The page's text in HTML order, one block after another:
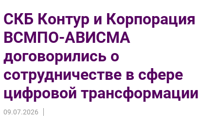
Импорто­замещение
Автоматизация Промышленности
Интернет
Мобильная связь
Фиксированная связь
Интеграция
Рынок ПК
СКБ Контур и Корпорация
ВСМПО-АВИСМА
договорились о
сотрудничестве в сфере
цифровой трансформации
09.07.2026